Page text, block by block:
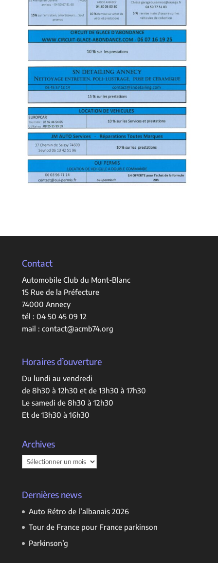
Contact
Automobile Club du Mont-Blanc
15 Rue de la Préfecture
74000 Annecy
tél : 04 50 45 09 12
mail : contact@acmb74.org
Horaires d’ouverture
Du lundi au vendredi
de 8h30 à 12h30 et de 13h30 à 17h30
Le samedi de 8h30 à 12h30
Et de 13h30 à 16h30
Archives
Archives
Dernières news
Auto Rétro de l’albanais 2026
Tour de France pour France parkinson
Parkinson’g